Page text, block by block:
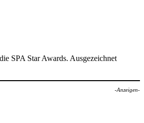
SPA Star Awards. Ausgezeichnet
-Anzeigen-